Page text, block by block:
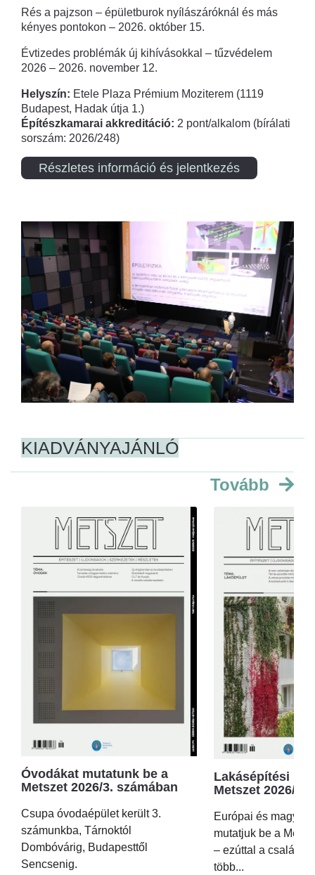
Rés a pajzson – épületburok nyílászáróknál és más
kényes pontokon – 2026. október 15.
Évtizedes problémák új kihívásokkal – tűzvédelem
2026 – 2026. november 12.
Helyszín: Etele Plaza Prémium Moziterem (1119
Budapest, Hadak útja 1.)
Építészkamarai akkreditáció: 2 pont/alkalom (bírálati
sorszám: 2026/248)
Részletes információ és jelentkezés
KIADVÁNYAJÁNLÓ
Tovább
Óvodákat mutatunk be a
Metszet 2026/3. számában
Csupa óvodaépület került 3.
számunkba, Tárnoktól
Dombóvárig, Budapesttől
Sencsenig.
Lakásépítési
Metszet 2026/2.
Európai és magyar
mutatjuk be a
– ezúttal a családi
több...